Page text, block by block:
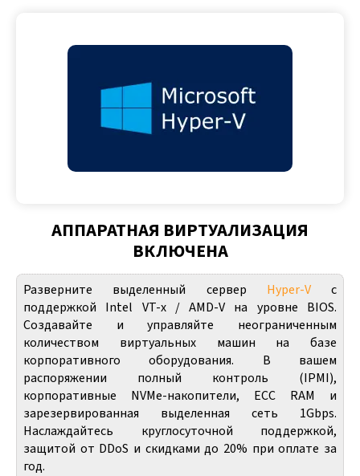
АППАРАТНАЯ ВИРТУАЛИЗАЦИЯ
ВКЛЮЧЕНА
Разверните выделенный сервер Hyper-Vс
поддержкой Intel VT-x / AMD-V на уровне BIOS.
Создавайте и управляйте неограниченным
количеством виртуальных машин на базе
корпоративного оборудования. В вашем
распоряжении полный контроль (IPMI),
корпоративные NVMe-накопители, ECC RAM и
зарезервированная выделенная сеть 1Gbps.
Наслаждайтесь круглосуточной поддержкой,
защитой от DDoS и скидками до 20% при оплате за
год.